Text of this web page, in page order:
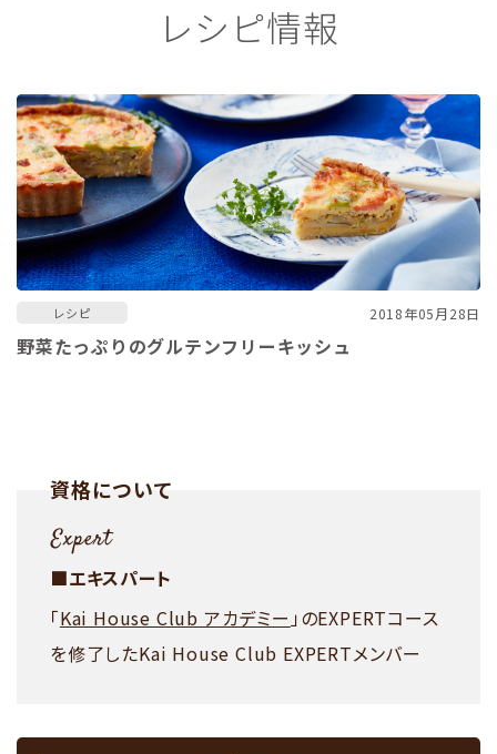
レシピ情報
レシピ 2018年05月28日
野菜たっぷりのグルテンフリーキッシュ
資格について
■エキスパート
「Kai House Club アカデミー」のEXPERTコース
を修了したKai House Club EXPERTメンバー